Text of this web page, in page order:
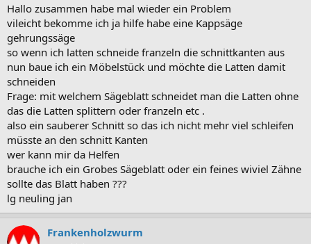
m
t
e
Hallo zusammen habe mal wieder ein Problem
vileicht bekomme ich ja hilfe habe eine Kappsäge
gehrungssäge
so wenn ich latten schneide franzeln die schnittkanten aus
nun baue ich ein Möbelstück und möchte die Latten damit
schneiden
Frage: mit welchem Sägeblatt schneidet man die Latten ohne
das die Latten splittern oder franzeln etc .
also ein sauberer Schnitt so das ich nicht mehr viel schleifen
müsste an den schnitt Kanten
wer kann mir da Helfen
brauche ich ein Grobes Sägeblatt oder ein feines wiviel Zähne
sollte das Blatt haben ???
lg neuling jan
Frankenholzwurm